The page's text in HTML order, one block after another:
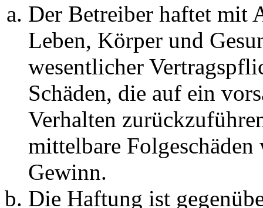
Der Betreiber haftet mit
Leben, Körper und
wesentlicher
Schäden, die auf ein
Verhalten
mittelbare Folgeschäden
Gewinn.
Die Haftung ist